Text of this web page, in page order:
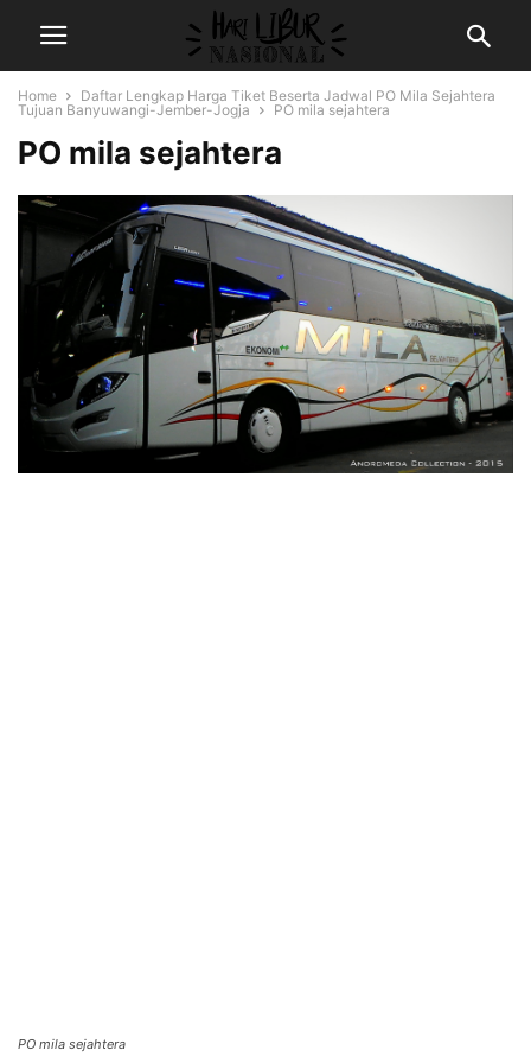
Home
Daftar Lengkap Harga Tiket Beserta Jadwal PO Mila Sejahtera
Tujuan Banyuwangi-Jember-Jogja
PO mila sejahtera
PO mila sejahtera
PO mila sejahtera